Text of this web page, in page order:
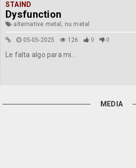
STAIND
Dysfunction
alternative metal, nu metal
05-05-2025 126 0 0
Le falta algo para mi...
MEDIA